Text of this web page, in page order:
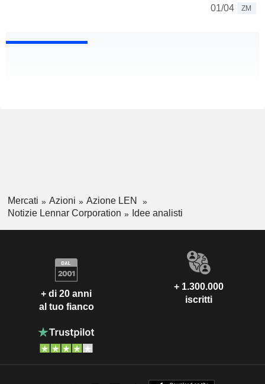
01/04
ZM
Mercati Azioni
Azione LEN
Notizie Lennar Corporation
Idee analisti
+ di 20 anni
al tuo fianco
+ 1.300.000
iscritti